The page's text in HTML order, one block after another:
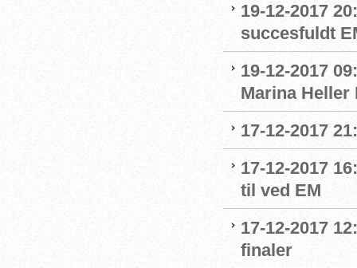
19-12-2017
succesfuldt
19-12-2017
Marina Heller
17-12-2017
17-12-2017
til ved EM
17-12-2017
finaler